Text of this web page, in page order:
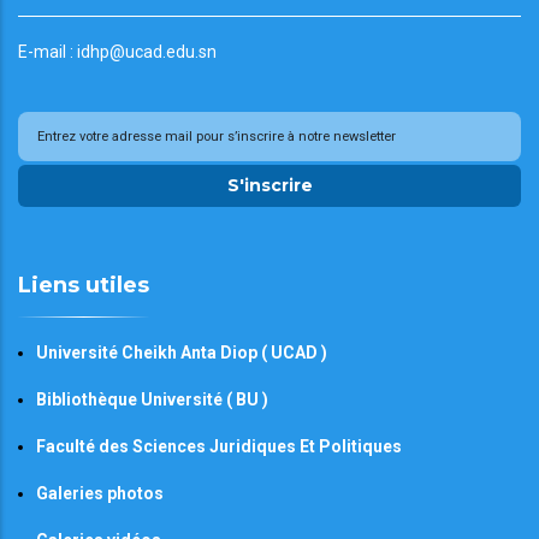
E-mail : idhp@ucad.edu.sn
S'inscrire
Liens utiles
Université Cheikh Anta Diop ( UCAD )
Bibliothèque Université ( BU )
Faculté des Sciences Juridiques Et Politiques
Galeries photos